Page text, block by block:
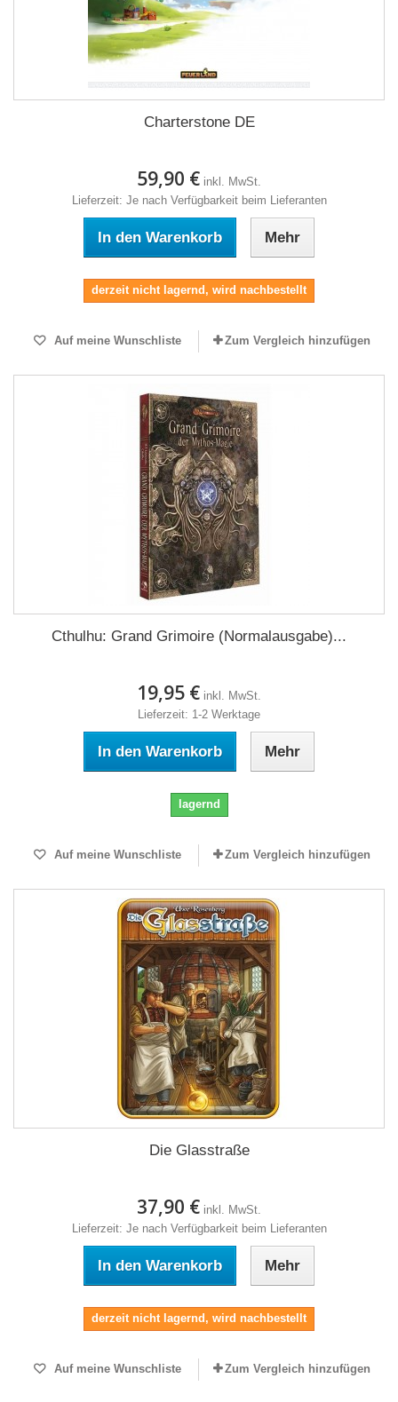
Charterstone DE
59,90 € inkl. MwSt.
Lieferzeit: Je nach Verfügbarkeit beim Lieferanten
In den Warenkorb Mehr
derzeit nicht lagernd, wird nachbestellt
Auf meine Wunschliste Zum Vergleich hinzufügen
Cthulhu: Grand Grimoire (Normalausgabe)...
19,95 € inkl. MwSt.
Lieferzeit: 1-2 Werktage
In den Warenkorb Mehr
lagernd
Auf meine Wunschliste Zum Vergleich hinzufügen
Die Glasstraße
37,90 € inkl. MwSt.
Lieferzeit: Je nach Verfügbarkeit beim Lieferanten
In den Warenkorb Mehr
derzeit nicht lagernd, wird nachbestellt
Auf meine Wunschliste Zum Vergleich hinzufügen